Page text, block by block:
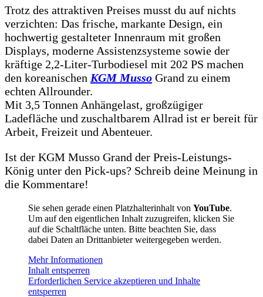
Trotz des attraktiven Preises musst du auf nichts
verzichten: Das frische, markante Design, ein
hochwertig gestalteter Innenraum mit großen
Displays, moderne Assistenzsysteme sowie der
kräftige 2,2-Liter-Turbodiesel mit 202 PS machen
den koreanischen KGM Musso Grand zu einem
echten Allrounder.
Mit 3,5 Tonnen Anhängelast, großzügiger
Ladefläche und zuschaltbarem Allrad ist er bereit für
Arbeit, Freizeit und Abenteuer.
Ist der KGM Musso Grand der Preis-Leistungs-
König unter den Pick-ups? Schreib deine Meinung in
die Kommentare!
Sie sehen gerade einen Platzhalterinhalt von YouTube.
Um auf den eigentlichen Inhalt zuzugreifen, klicken Sie
auf die Schaltfläche unten. Bitte beachten Sie, dass
dabei Daten an Drittanbieter weitergegeben werden.
Mehr Informationen
Inhalt entsperren
Erforderlichen Service akzeptieren und Inhalte
entsperren